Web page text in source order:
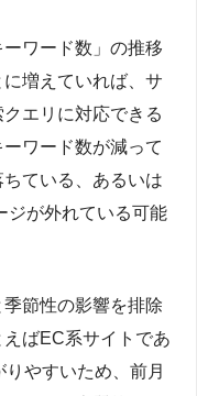
ワード数」の推移
増えていれば、サ
エリに対応できる
ワード数が減って
ている、あるいは
ジが外れている可能
節性の影響を排除
ばEC系サイトであ
やすいため、前月